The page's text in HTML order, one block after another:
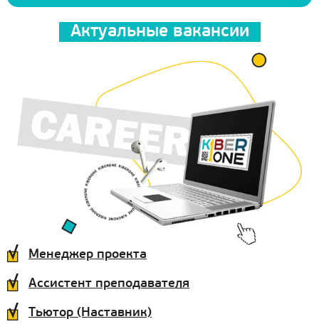
Актуальные вакансии
Менеджер проекта
Ассистент преподавателя
Тьютор (Наставник)